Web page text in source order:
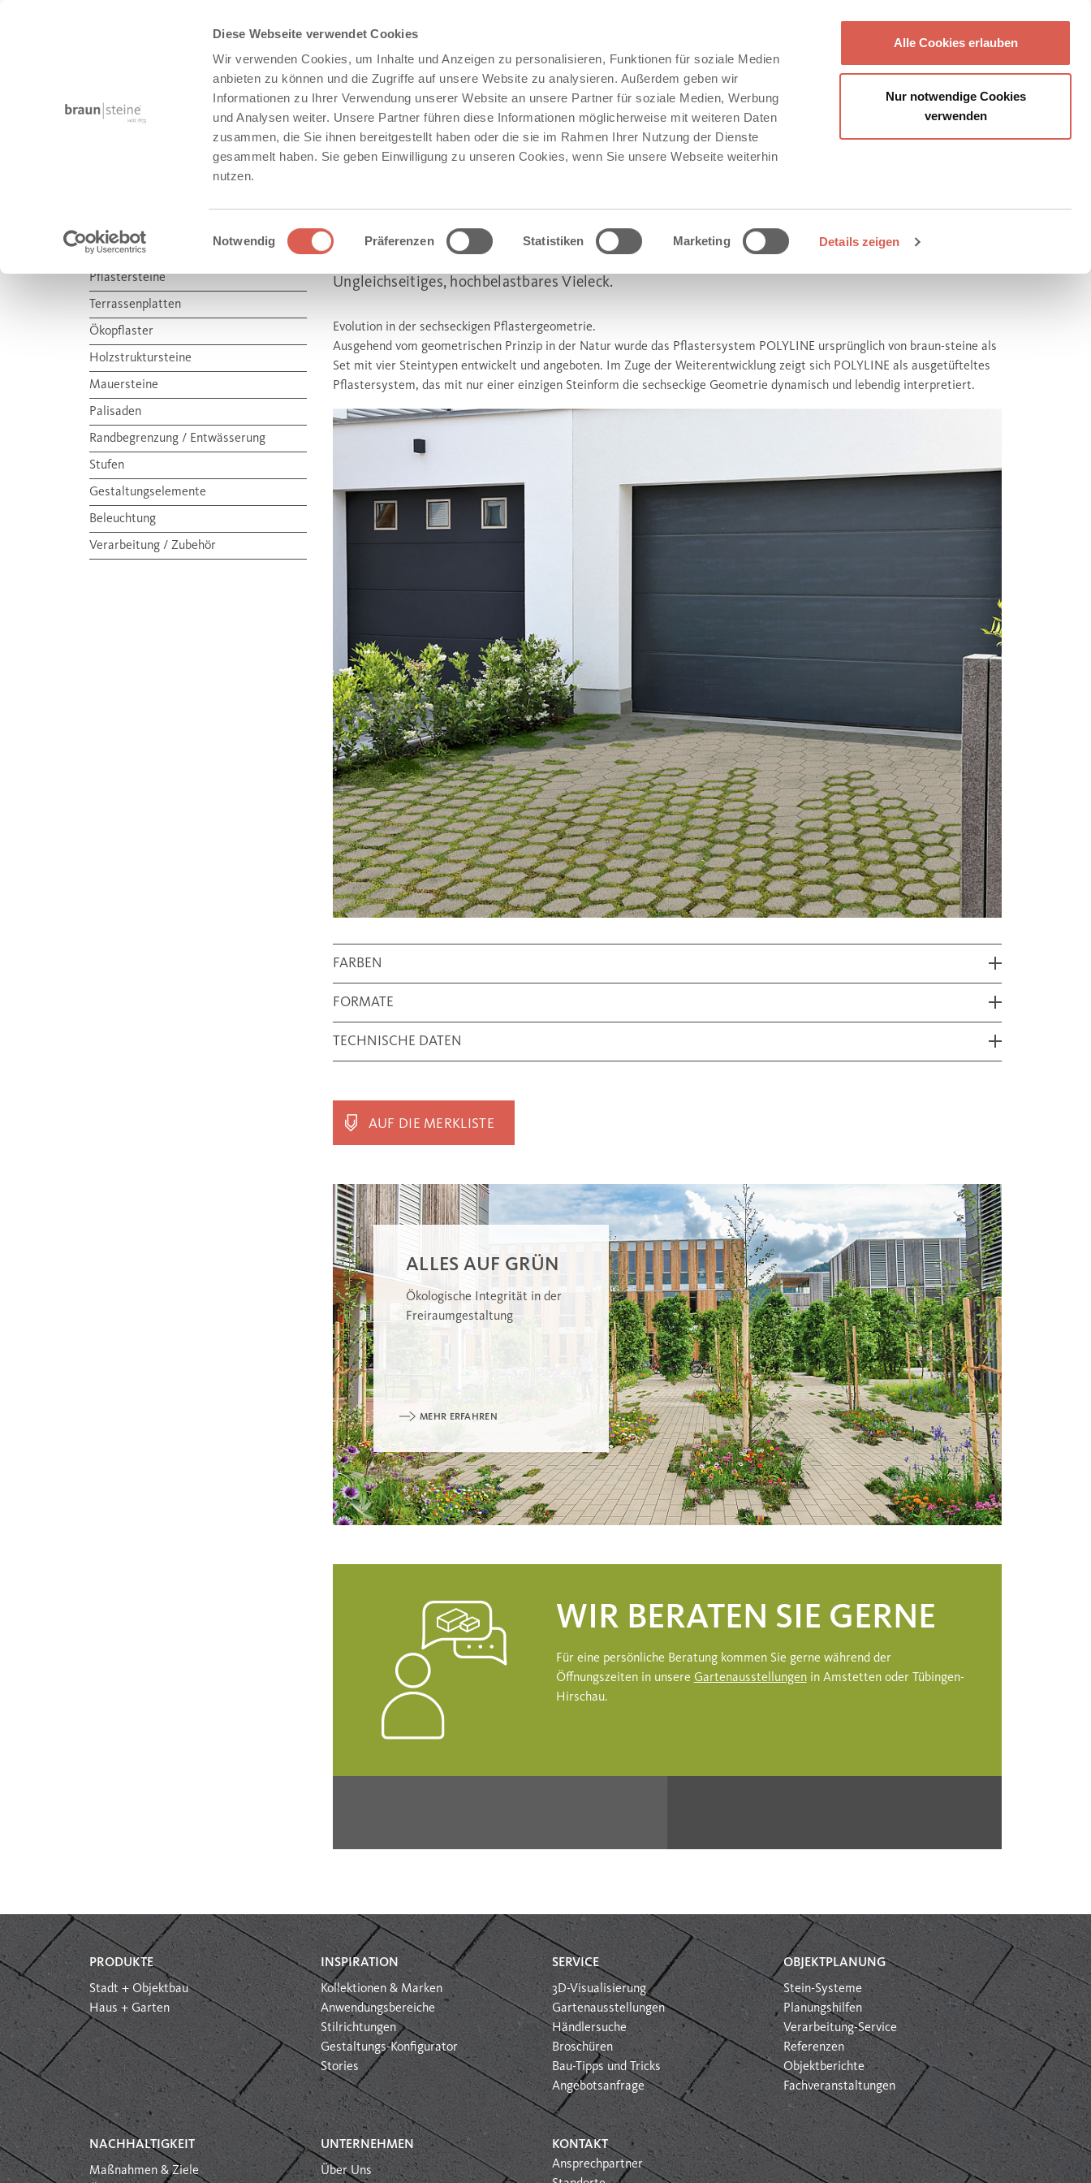
Diese Webseite verwendet Cookies
Wir verwenden Cookies, um Inhalte und Anzeigen zu personalisieren, Funktionen für soziale Medien
anbieten zu können und die Zugriffe auf unsere Website zu analysieren. Außerdem geben wir
Informationen zu Ihrer Verwendung unserer Website an unsere Partner für soziale Medien, Werbung
und Analysen weiter. Unsere Partner führen diese Informationen möglicherweise mit weiteren Daten
zusammen, die Sie ihnen bereitgestellt haben oder die sie im Rahmen Ihrer Nutzung der Dienste
gesammelt haben. Sie geben Einwilligung zu unseren Cookies, wenn Sie unsere Webseite weiterhin
nutzen.
Einwilligungsauswahl
Notwendig Präferenzen Statistiken Marketing Details zeigen
Alle Cookies erlauben
Nur notwendige Cookies
verwenden
HAUS + GARTEN
HAUS + GARTEN
Pflastersteine
Terrassenplatten
Ökopflaster
Holzstruktursteine
Mauersteine
Palisaden
Randbegrenzung / Entwässerung
Stufen
Gestaltungselemente
Beleuchtung
Verarbeitung / Zubehör
POLYLINE
Ungleichseitiges, hochbelastbares Vieleck.
Evolution in der sechseckigen Pflastergeometrie.
Ausgehend vom geometrischen Prinzip in der Natur wurde das Pflastersystem POLYLINE ursprünglich von braun-steine als
Set mit vier Steintypen entwickelt und angeboten. Im Zuge der Weiterentwicklung zeigt sich POLYLINE als ausgetüfteltes
Pflastersystem, das mit nur einer einzigen Steinform die sechseckige Geometrie dynamisch und lebendig interpretiert.
FARBEN
FORMATE
TECHNISCHE DATEN
AUF DIE MERKLISTE
ALLES AUF GRÜN
Ökologische Integrität in der
Freiraumgestaltung
MEHR ERFAHREN
WIR BERATEN SIE GERNE
Für eine persönliche Beratung kommen Sie gerne während der
Öffnungszeiten in unsere Gartenausstellungenin Amstetten oder Tübingen-
Hirschau.
PRODUKTE
Stadt + Objektbau
Haus + Garten
INSPIRATION
Kollektionen & Marken
Anwendungsbereiche
Stilrichtungen
Gestaltungs-Konfigurator
Stories
SERVICE
3D-Visualisierung
Gartenausstellungen
Händlersuche
Broschüren
Bau-Tipps und Tricks
Angebotsanfrage
OBJEKTPLANUNG
Stein-Systeme
Planungshilfen
Verarbeitung-Service
Referenzen
Objektberichte
Fachveranstaltungen
NACHHALTIGKEIT
Maßnahmen & Ziele
UNTERNEHMEN
Über Uns
KONTAKT
Ansprechpartner